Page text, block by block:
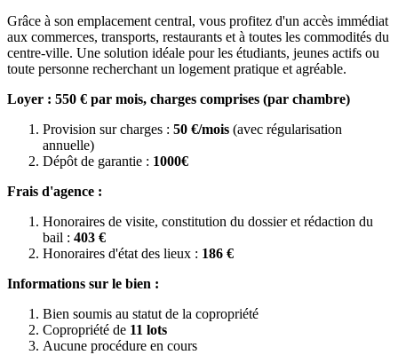
Grâce à son emplacement central, vous profitez d'un accès immédiat
aux commerces, transports, restaurants et à toutes les commodités du
centre-ville. Une solution idéale pour les étudiants, jeunes actifs ou
toute personne recherchant un logement pratique et agréable.
Loyer : 550 € par mois, charges comprises (par chambre)
Provision sur charges : 50 €/mois (avec régularisation
annuelle)
Dépôt de garantie : 1000€
Frais d'agence :
Honoraires de visite, constitution du dossier et rédaction du
bail : 403 €
Honoraires d'état des lieux : 186 €
Informations sur le bien :
Bien soumis au statut de la copropriété
Copropriété de 11 lots
Aucune procédure en cours